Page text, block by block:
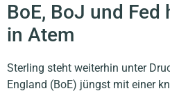
BoE, BoJ und
in Atem
Sterling steht weiterhin unter
England (BoE) jüngst mit einer